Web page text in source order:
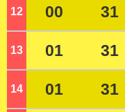
12 00 31
13 01 31
14 01 31